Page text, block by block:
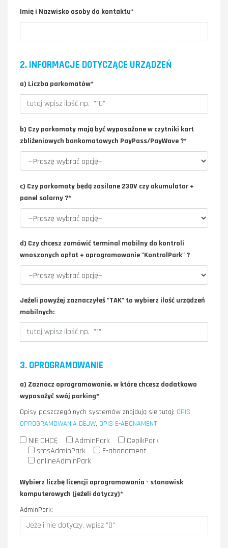
Imię i Nazwisko osoby do kontaktu*
2. INFORMACJE DOTYCZĄCE URZĄDZEŃ
a) Liczba parkomatów*
b) Czy parkomaty mają być wyposażone w czytniki kart
zbliżeniowych bankomatowych PayPass/PayWave ?*
c) Czy parkomaty będą zasilane 230V czy akumulator +
panel solarny ?*
d) Czy chcesz zamówić terminal mobilny do kontroli
wnoszonych opłat + oprogramowanie "KontrolPark" ?
Jeżeli powyżej zaznaczyłeś "TAK" to wybierz ilość urządzeń
mobilnych:
3. OPROGRAMOWANIE
a) Zaznacz oprogramowanie, w które chcesz dodatkowo
wyposażyć swój parking*
Opisy poszczególnych systemów znajdują się tutaj: OPIS
OPROGRAMOWANIA DEJW, OPIS E-ABONAMENT
NIE CHCĘ AdminPark
CepikPark
smsAdminPark
E-abonament
onlineAdminPark
Wybierz liczbę licencji oprogramowania - stanowisk
komputerowych (jeżeli dotyczy)*
AdminPark: